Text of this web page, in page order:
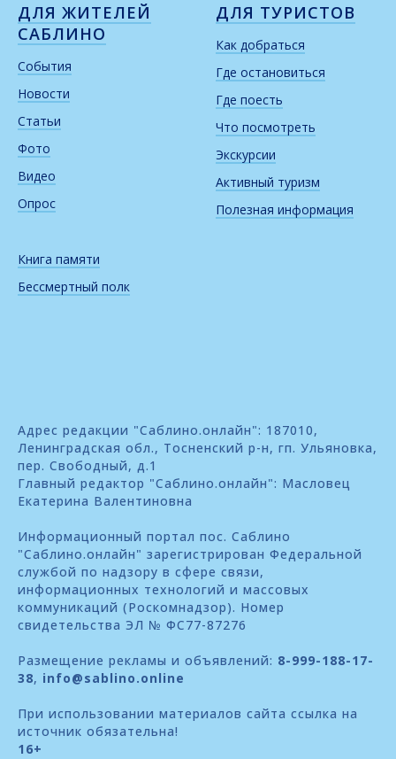
ДЛЯ ЖИТЕЛЕЙ
САБЛИНО
События
Новости
Статьи
Фото
Видео
Опрос
Книга памяти
Бессмертный полк
ДЛЯ ТУРИСТОВ
Как добраться
Где остановиться
Где поесть
Что посмотреть
Экскурсии
Активный туризм
Полезная информация
Адрес редакции "Саблино.онлайн": 187010,
Ленинградская обл., Тосненский р-н, гп. Ульяновка,
пер. Свободный, д.1
Главный редактор "Саблино.онлайн": Масловец
Екатерина Валентиновна
Информационный портал пос. Саблино
"Саблино.онлайн" зарегистрирован Федеральной
службой по надзору в сфере связи,
информационных технологий и массовых
коммуникаций (Роскомнадзор). Номер
свидетельства ЭЛ № ФС77-87276
Размещение рекламы и объявлений: 8-999-188-17-
38, info@sablino.online
При использовании материалов сайта ссылка на
источник обязательна!
16+